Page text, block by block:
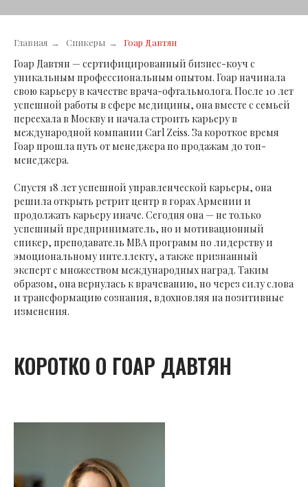
Главная → Спикеры → Гоар Давтян
Гоар Давтян — сертифицированный бизнес-коуч с
уникальным профессиональным опытом. Гоар начинала
свою карьеру в качестве врача-офтальмолога. После 10 лет
успешной работы в сфере медицины, она вместе с семьей
переехала в Москву и начала строить карьеру в
международной компании Carl Zeiss. За короткое время
Гоар прошла путь от менеджера по продажам до топ-
менеджера.
Спустя 18 лет успешной управленческой карьеры, она
решила открыть ретрит центр в горах Армении и
продолжать карьеру иначе. Сегодня она — не только
успешный предприниматель, но и мотивационный
спикер, преподаватель MBA программ по лидерству и
эмоциональному интеллекту, а также признанный
эксперт с множеством международных наград. Таким
образом, она вернулась к врачеванию, но через силу слова
и трансформацию сознания, вдохновляя на позитивные
изменения.
КОРОТКО О ГОАР ДАВТЯН